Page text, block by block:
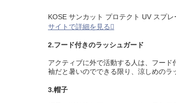
KOSE サンカット プロテクト UV スプレ
サイトで詳細を見る
2.フード付きのラッシュガード
アクティブに外で活動する人は、フー
袖だと暑いのでできる限り、涼しめのラ
3.帽子